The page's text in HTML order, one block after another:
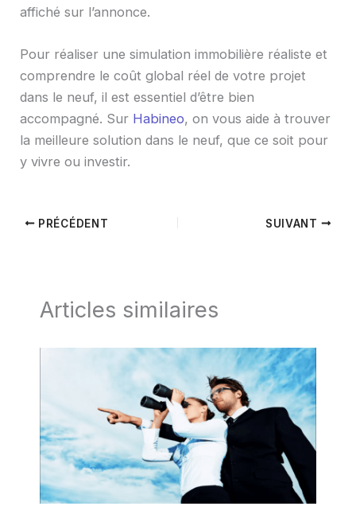
affiché sur l’annonce.
Pour réaliser une simulation immobilière réaliste et
comprendre le coût global réel de votre projet
dans le neuf, il est essentiel d’être bien
accompagné. Sur Habineo, on vous aide à trouver
la meilleure solution dans le neuf, que ce soit pour
y vivre ou investir.
PRÉCÉDENT SUIVANT
Articles similaires